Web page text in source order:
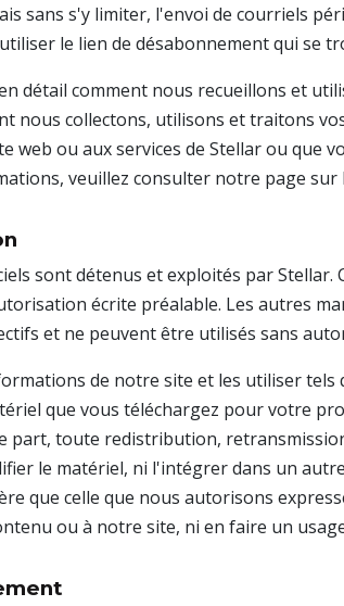
sans s'y limiter, l'envoi de courriels
le lien de désabonnement qui se
détail comment nous recueillons et
nous collectons, utilisons et traitons
web ou aux services de Stellar ou que
veuillez consulter notre page
sont détenus et exploités par
écrite préalable. Les autres
et ne peuvent être utilisés sans
de notre site et les utiliser
que vous téléchargez pour votre
part, toute redistribution,
le matériel, ni l'intégrer dans un
que celle que nous autorisons
ou à notre site, ni en faire un